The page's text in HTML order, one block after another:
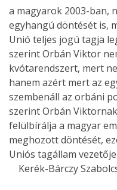
a magyarok 2003-ban,
egyhangú döntését is,
Unió teljes jogú tagja
szerint Orbán Viktor
kvótarendszert, mert
hanem azért mert az
szembenáll az orbáni
szerint Orbán
felülbírálja a magyar
meghozott döntését,
Uniós tagállam
Kerék-Bárczy